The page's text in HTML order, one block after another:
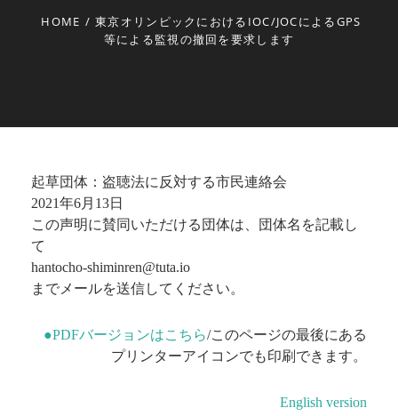
HOME / 東京オリンピックにおけるIOC/JOCによるGPS
等による監視の撤回を要求します
起草団体：盗聴法に反対する市民連絡会
2021年6月13日
この声明に賛同いただける団体は、団体名を記載し
て
hantocho-shiminren@tuta.io
までメールを送信してください。
●PDFバージョンはこちら/このページの最後にある
プリンターアイコンでも印刷できます。
English version